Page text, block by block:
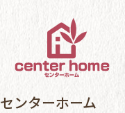
センターホーム